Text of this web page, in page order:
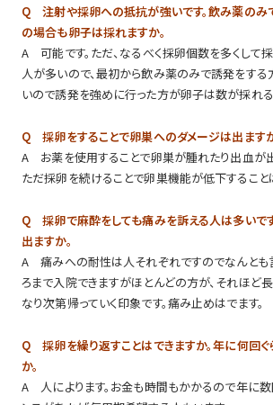
Q 注射や採卵への抵抗が強いです。飲み薬のみ
の場合も卵子は採れますか。
A 可能です。ただ、なるべく採卵個数を多くして
人が多いので、最初から飲み薬のみで誘発をする
いので誘発を強めに行った方が卵子は数が採れる
Q 採卵をすることで卵巣へのダメージは出ますか
A お薬を使用することで卵巣が腫れたり出血が
ただ採卵を続けることで卵巣機能が低下すること
Q 採卵で麻酔をしても痛みを訴える人は多いで
出ますか。
A 痛みへの耐性は人それぞれですのでなんとも
ろまで入院できますがほとんどの方が、それほど
なり次第帰っていく印象です。痛み止めはでます。
Q 採卵を繰り返すことはできますか。年に何回ぐ
か。
A 人によります。お金も時間もかかるので年に